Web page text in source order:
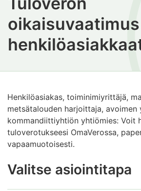
Henkilöasiakas, toiminimiyrittäjä,
metsätalouden harjoittaja, avoimen
kommandiittiyhtiön yhtiömies: Voit
tuloverotukseesi OmaVerossa,
vapaamuotoisesti.
Valitse asiointitapa